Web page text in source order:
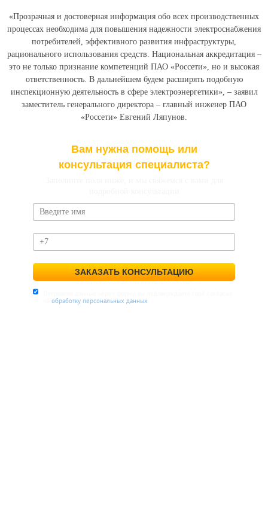
«Прозрачная и достоверная информация обо всех производственных
процессах необходима для повышения надежности электроснабжения
потребителей, эффективного развития инфраструктуры,
рационального использования средств. Национальная аккредитация –
это не только признание компетенций ПАО «Россети», но и высокая
ответственность. В дальнейшем будем расширять подобную
инспекционную деятельность в сфере электроэнергетики», – заявил
заместитель генерального директора – главный инженер ПАО
«Россети» Евгений Ляпунов.
Вам нужна помощь или
консультация специалиста?
ЗАКАЗАТЬ КОНСУЛЬТАЦИЮ
наобработку персональных данных